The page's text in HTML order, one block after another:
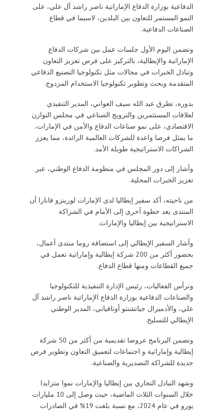
الدفاعية بوزارة الدفاع الإماراتية ناصر راشد آل علي، على
النمو المستمر للتعاون بين البلدين، لاسيما في قطاع
الصناعات الدفاعية.
وتضمن اليوم الأول جلسات عمل بين شركات الدفاع
الإماراتية والإيطالية، بالتركيز على فرص تعزيز التعاون
وتبادل الخبرات في مجالات مثل تكنولوجيا التصنيع الدفاعي
المتقدمة وبحث وتطوير تكنولوجيا الاستخدام المزدوج.
بدوره، تطرق عبد الله سيف العواني، المدير التنفيذي
لعلاقات المستثمرين والترويج الصناعي في مجلس التوازن
الاقتصادي، على نمو صناعات الدفاع والأمن في الإمارات،
ما يمثل فرصا واعدة للشركات العالمية الرائدة، مما يعزز
الشراكات الاستراتيجية طويلة الأمد.
وأشار إلى دور المجلس في منظومة الدفاع الوطني، عبر
تعزيز الخبرات المحلية.
من ناحيته، أكد سفير إيطاليا لدى الإمارات لورينزو فانارا أن
المنتدى يعد خطوة أخرى إلى الأمام في الشراكة
الاستراتيجية بين إيطاليا والإمارات.
وأشار السفير الإيطالي إلى استضافة روما منتدى أعمال،
بحضور أكثر من 200 شركة إيطالية وإماراتية تعمل في
جميع القطاعات ومنها قطاع الدفاع.
وترأس الفعاليات، رئيس الإدارة التنفيذية للتكنولوجيا
والصناعات الدفاعية بوزارة الدفاع الإماراتية ناصر راشد آل
علي، والأدميرال جياتشنتو أوتافياني، المدير الوطني
الإيطالي للتسليح.
وتضمن البرنامج عروضا تقديمية من أكثر من 50 شركة
إيطالية وإماراتية و اجتماعات لتعميق التعاون وتطوير فرص
جديدة للشراكة التصديرية والصناعية.
وشهد التبادل التجاري بين إيطاليا والإمارات نموا متزايدا
خلال السنوات الثلاث الماضية، حيث وصل إلى 10 مليارات
يورو في عام 2024، مع نسبة بلغت 19% في الصادرات